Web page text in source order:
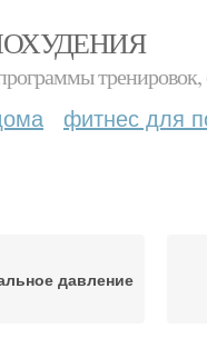
тренировок,
фитнес для
давление